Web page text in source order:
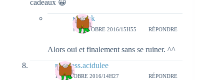
cadeaux 😀
natieak
18 OCTOBRE 2016/15H55 RÉPONDRE
Alors oui et finalement sans se ruiner. ^^
princess.acidulee
19 OCTOBRE 2016/14H27 RÉPONDRE